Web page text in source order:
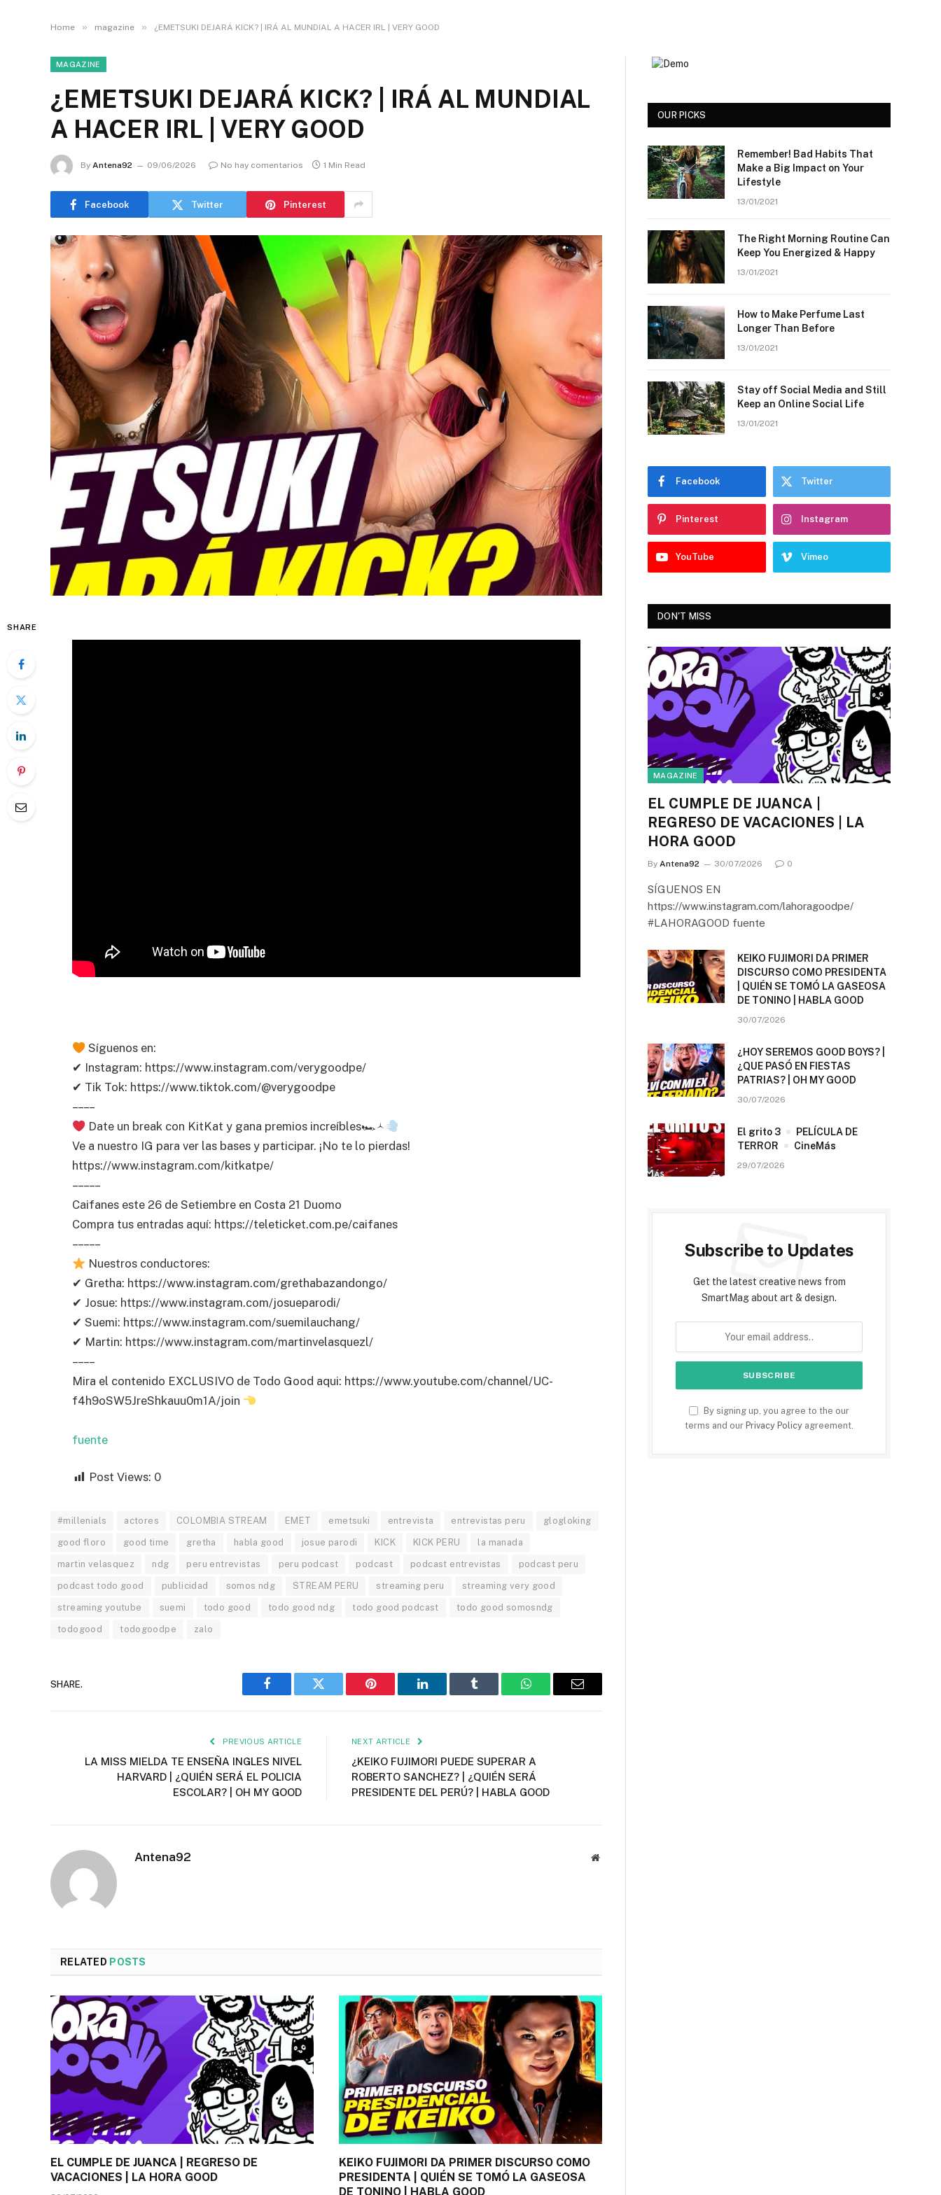
Home » magazine » ¿EMETSUKI DEJARÁ KICK? | IRÁ AL MUNDIAL A HACER IRL | VERY GOOD
MAGAZINE
¿EMETSUKI DEJARÁ KICK? | IRÁ AL MUNDIAL
A HACER IRL | VERY GOOD
By Antena92 09/06/2026 No hay comentarios 1 Min Read
Facebook Twitter Pinterest
SHARE
Síguenos en:
✔ Instagram: https://www.instagram.com/verygoodpe/
✔ Tik Tok: https://www.tiktok.com/@verygoodpe
– – – –
Date un break con KitKat y gana premios increíbles🏎‍🟀
Ve a nuestro IG para ver las bases y participar. ¡No te lo pierdas!
https://www.instagram.com/kitkatpe/
– – – – –
Caifanes este 26 de Setiembre en Costa 21 Duomo
Compra tus entradas aquí: https://teleticket.com.pe/caifanes
– – – – –
Nuestros conductores:
✔ Gretha: https://www.instagram.com/grethabazandongo/
✔ Josue: https://www.instagram.com/josueparodi/
✔ Suemi: https://www.instagram.com/suemilauchang/
✔ Martin: https://www.instagram.com/martinvelasquezl/
– – – –
Mira el contenido EXCLUSIVO de Todo Good aqui: https://www.youtube.com/channel/UC-
f4h9oSW5JreShkauu0m1A/join
fuente
Post Views: 0
#millenials actores COLOMBIA STREAM EMET emetsuki entrevista entrevistas peru glogloking
good floro good time gretha habla good josue parodi KICK KICK PERU la manada
martin velasquez ndg peru entrevistas peru podcast podcast podcast entrevistas podcast peru
podcast todo good publicidad somos ndg STREAM PERU streaming peru streaming very good
streaming youtube suemi todo good todo good ndg todo good podcast todo good somosndg
todogood todogoodpe zalo
SHARE.
Facebook Twitter Pinterest LinkedIn Tumblr WhatsAppEmail
PREVIOUS ARTICLE
LA MISS MIELDA TE ENSEÑA INGLES NIVEL
HARVARD | ¿QUIÉN SERÁ EL POLICIA
ESCOLAR? | OH MY GOOD
NEXT ARTICLE
¿KEIKO FUJIMORI PUEDE SUPERAR A
ROBERTO SANCHEZ? | ¿QUIÉN SERÁ
PRESIDENTE DEL PERÚ? | HABLA GOOD
Antena92 Website
RELATED POSTS
EL CUMPLE DE JUANCA | REGRESO DE
VACACIONES | LA HORA GOOD
KEIKO FUJIMORI DA PRIMER DISCURSO COMO
PRESIDENTA | QUIÉN SE TOMÓ LA GASEOSA
DE TONINO | HABLA GOOD
OUR PICKS
Remember! Bad Habits That
Make a Big Impact on Your
Lifestyle
13/01/2021
The Right Morning Routine Can
Keep You Energized & Happy
13/01/2021
How to Make Perfume Last
Longer Than Before
13/01/2021
Stay off Social Media and Still
Keep an Online Social Life
13/01/2021
Facebook Twitter
Pinterest Instagram
YouTube Vimeo
DON'T MISS
MAGAZINE
EL CUMPLE DE JUANCA |
REGRESO DE VACACIONES | LA
HORA GOOD
By Antena92 30/07/2026 0
SÍGUENOS EN
https://www.instagram.com/lahoragoodpe/
#LAHORAGOOD fuente
KEIKO FUJIMORI DA PRIMER
DISCURSO COMO PRESIDENTA
| QUIÉN SE TOMÓ LA GASEOSA
DE TONINO | HABLA GOOD
30/07/2026
¿HOY SEREMOS GOOD BOYS? |
¿QUE PASÓ EN FIESTAS
PATRIAS? | OH MY GOOD
30/07/2026
El grito 3
PELÍCULA DE
TERROR
CineMás
29/07/2026
Subscribe to Updates
Get the latest creative news from
SmartMag about art & design.
By signing up, you agree to the our
terms and our Privacy Policy agreement.